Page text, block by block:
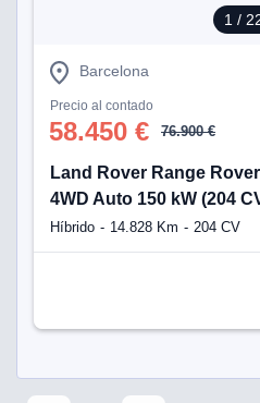
1 /
Barcelona
Precio al contado
58.450 € 76.900 €
Land Rover Range
4WD Auto 150 kW (204
Híbrido 14.828 Km 204 CV